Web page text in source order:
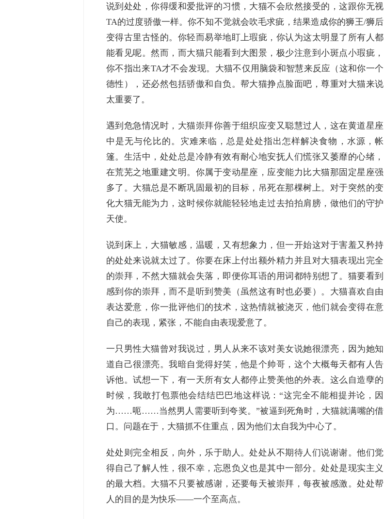
说到处处，你得缓和爱批评的习惯，大猫不会欣然接受的，这跟你无视
TA的过度骄傲一样。你不知不觉就会吹毛求疵，结果造成你的狮王/狮后
变得古里古怪的。你轻而易举地盯上瑕疵，你认为这太明显了所有人都
能看见呢。然而，而大猫只能看到大图景，极少注意到小斑点小瑕疵，
你不指出来TA才不会发现。大猫不仅用脑袋和智慧来反应（这和你一个
德性），还必然包括骄傲和自负。帮大猫挣点脸面吧，尊重对大猫来说
太重要了。
遇到危急情况时，大猫崇拜你善于组织应变又聪慧过人，这在黄道星座
中是无与伦比的。灾难来临，总是处处指出怎样解决食物，水源，帐
篷。生活中，处处总是冷静有效有耐心地安抚人们慌张又萎靡的心绪，
在荒芜之地重建文明。你属于变动星座，应变能力比大猫那固定星座强
多了。大猫总是不断巩固最初的目标，吊死在那棵树上。对于突然的变
化大猫无能为力，这时候你就能轻轻地走过去拍拍肩膀，做他们的守护
天使。
说到床上，大猫敏感，温暖，又有想象力，但一开始这对于害羞又矜持
的处处来说就太过了。你要在床上付出额外精力并且对大猫表现出完全
的崇拜，不然大猫就会失落，即便你耳语的用词都特别想了。猫要看到
感到你的崇拜，而不是听到赞美（虽然这有时也必要）。大猫喜欢自由
表达爱意，你一批评他们的技术，这热情就被浇灭，他们就会变得在意
自己的表现，紧张，不能自由表现爱意了。
一只男性大猫曾对我说过，男人从来不该对美女说她很漂亮，因为她知
道自己很漂亮。我暗自觉得好笑，他是个帅哥，这个大概每天都有人告
诉他。试想一下，有一天所有女人都停止赞美他的外表。这么自造孽的
时候，我敢打包票他会结结巴巴地这样说：“这完全不能相提并论，因
为……呃……当然男人需要听到夸奖。”被逼到死角时，大猫就满嘴的借
口。问题在于，大猫抓不住重点，因为他们太自我为中心了。
处处则完全相反，向外，乐于助人。处处从不期待人们说谢谢。他们觉
得自己了解人性，很不幸，忘恩负义也是其中一部分。处处是现实主义
的最大档。大猫不只要被感谢，还要每天被崇拜，每夜被感激。处处帮
人的目的是为快乐——一个至高点。